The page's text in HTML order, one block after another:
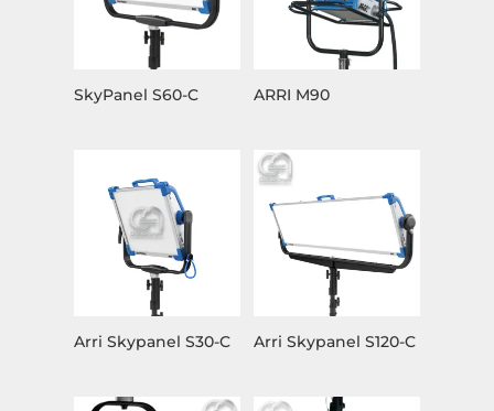
SkyPanel S60-C ARRI M90
Arri Skypanel S30-C Arri Skypanel S120-C